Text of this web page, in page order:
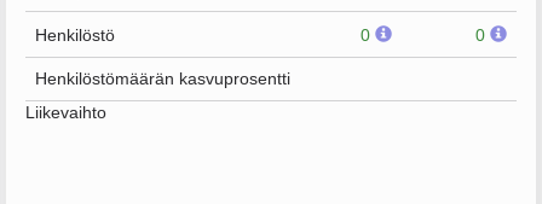
Henkilöstö 0 0
Henkilöstömäärän kasvuprosentti
Liikevaihto